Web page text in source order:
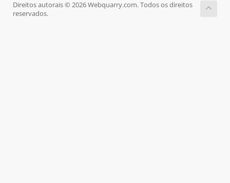
Direitos autorais © 2026 Webquarry.com. Todos os direitos
reservados.